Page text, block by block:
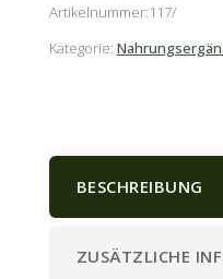
150
Kaps.
r
n
v
Artikelnummer:117
Kategorie:
BESCHREIBUNG
ZUSÄTZLICHE